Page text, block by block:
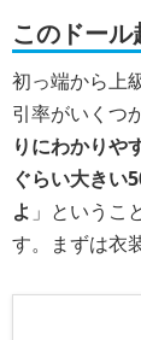
このドー
初っ端から上
引率がいくつ
りにわかりや
ぐらい大きい
よ 」というこ
す。まずは衣